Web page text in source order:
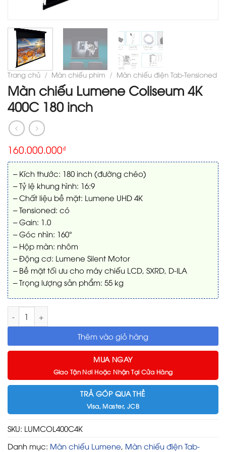
Trang chủ / Màn chiếu phim / Màn chiếu điện Tab-Tensioned
Màn chiếu Lumene Coliseum 4K
400C 180 inch
160.000.000₫
– Kích thước: 180 inch (đường chéo)
– Tỷ lệ khung hình: 16:9
– Chất liệu bề mặt: Lumene UHD 4K
– Tensioned: có
– Gain: 1.0
– Góc nhìn: 160°
– Hộp màn: nhôm
– Động cơ: Lumene Silent Motor
– Bề mặt tối ưu cho máy chiếu LCD, SXRD, D-ILA
– Trọng lượng sản phẩm: 55 kg
Màn chiếu Lumene Coliseum 4K 400C 180 inch số lượng
Thêm vào giỏ hàng
MUA NGAY
Giao Tận Nơi Hoặc Nhận Tại Cửa Hàng
TRẢ GÓP QUA THẺ
Visa, Master, JCB
SKU: LUMCOL400C4K
Danh mục: Màn chiếu Lumene Màn chiếu điện Tab-